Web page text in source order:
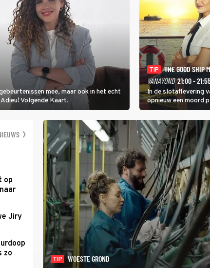
mee, maar ook in het echt
Volgende Kaart.
TIP
THE GOOD SHIP
VANAVOND 21:00 -
In de slotaflevering
opnieuw een moord
waarbij dit keer een
kapitein Marlowe de
op
Jiry
zo
TIP
WOESTE GROND